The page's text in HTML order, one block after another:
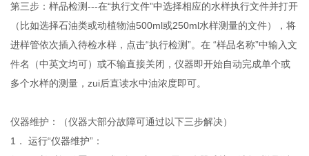
第三步：样品检测---在“执行文件”中选择相应的水样执行文件并打开
（比如选择石油类或动植物油500ml或250ml水样测量的文件），将
进样管依次插入待检水样，点击“执行检测”。在 “样品名称”中输入文
件名（中英文均可）或不输直接关闭，仪器即开始自动完成单个或
多个水样的测量，zui后直读水中油浓度即可。
仪器维护：（仪器大部分故障可通过以下三步解决）
1． 运行“仪器维护”：